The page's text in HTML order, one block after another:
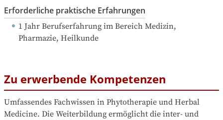
Erforderliche praktische Erfahrungen
1 Jahr Berufserfahrung im Bereich Medizin,
Pharmazie, Heilkunde
Zu erwerbende Kompetenzen
Umfassendes Fachwissen in Phytotherapie und Herbal
Medicine. Die Weiterbildung ermöglicht die inter- und